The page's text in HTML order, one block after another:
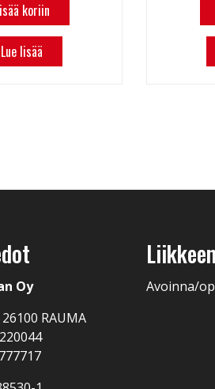
koriin
Lue lisää
Oy
RAUMA
Avoinna/